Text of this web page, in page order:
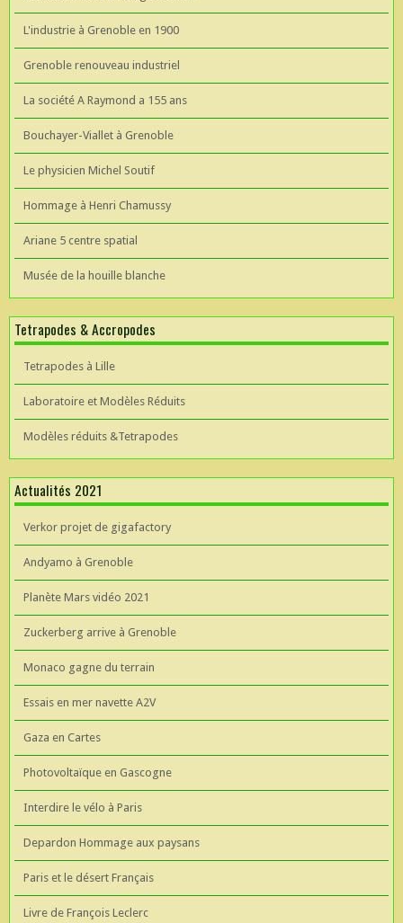
L'industrie à Grenoble en 1900
Grenoble renouveau industriel
La société A Raymond a 155 ans
Bouchayer-Viallet à Grenoble
Le physicien Michel Soutif
Hommage à Henri Chamussy
Ariane 5 centre spatial
Musée de la houille blanche
Tetrapodes & Accropodes
Tetrapodes à Lille
Laboratoire et Modèles Réduits
Modèles réduits &Tetrapodes
Actualités 2021
Verkor projet de gigafactory
Andyamo à Grenoble
Planète Mars vidéo 2021
Zuckerberg arrive à Grenoble
Monaco gagne du terrain
Essais en mer navette A2V
Gaza en Cartes
Photovoltaïque en Gascogne
Interdire le vélo à Paris
Depardon Hommage aux paysans
Paris et le désert Français
Livre de François Leclerc